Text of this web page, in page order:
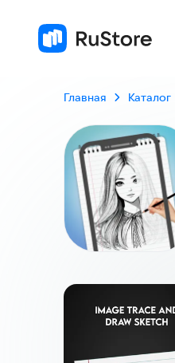
Главная Каталог
Скриншоты